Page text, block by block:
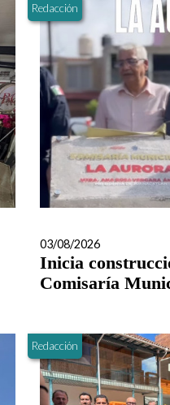
Redacción
03/08/2026
Inicia
Comisaría
Redacción